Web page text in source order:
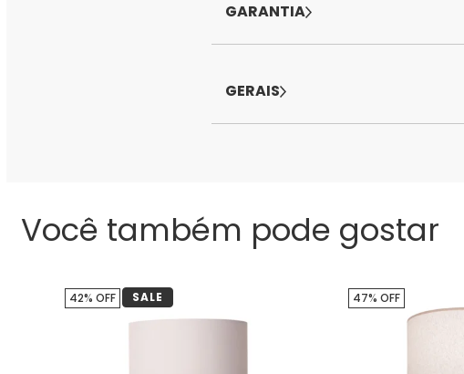
GARANTIA
GERAIS
Você também pode gostar
42% OFF SALE 47% OFF